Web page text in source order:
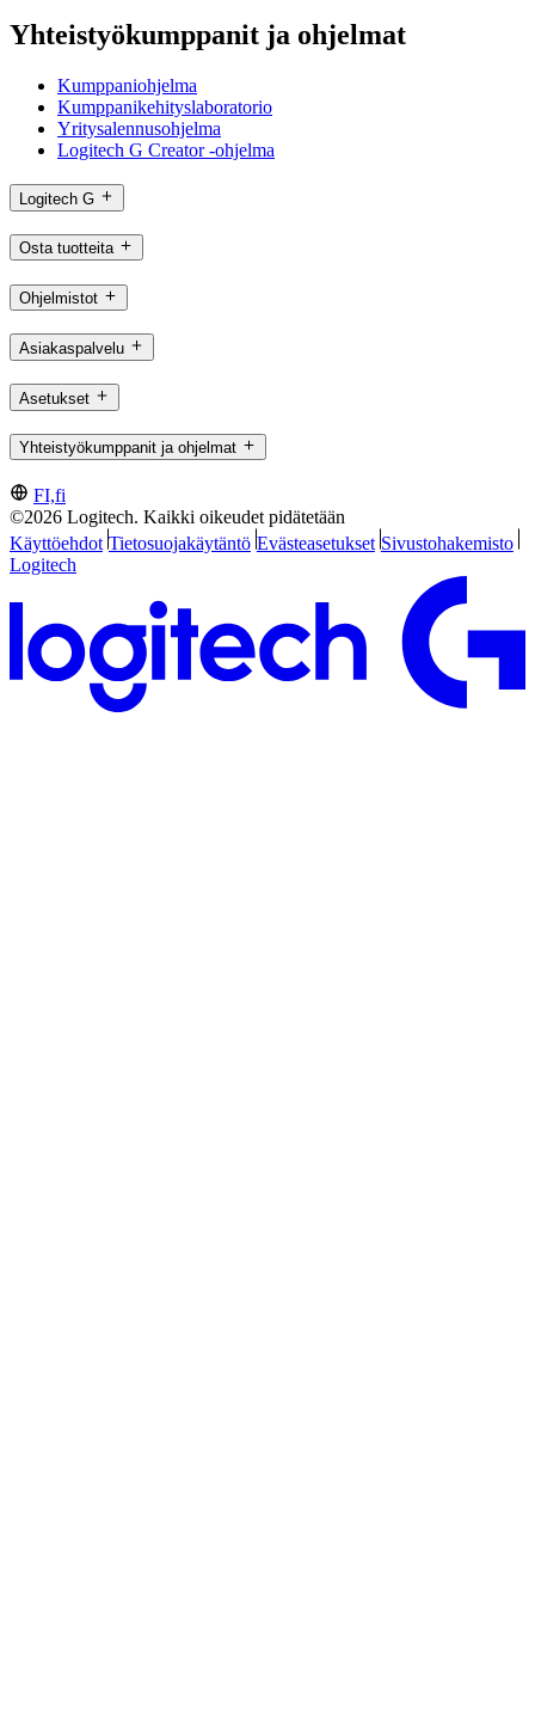
Yhteistyökumppanit ja ohjelmat
Kumppaniohjelma
Kumppanikehityslaboratorio
Yritysalennusohjelma
Logitech G Creator -ohjelma
Logitech G
Osta tuotteita
Ohjelmistot
Asiakaspalvelu
Asetukset
Yhteistyökumppanit ja ohjelmat
FI,fi
©2026 Logitech. Kaikki oikeudet pidätetään
Käyttöehdot Tietosuojakäytäntö Evästeasetukset Sivustohakemisto
Logitech